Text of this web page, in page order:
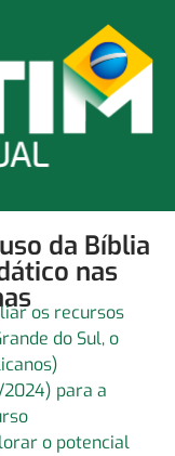
da Bíblia
nas
os recursos
do Sul, o
para a
o potencial